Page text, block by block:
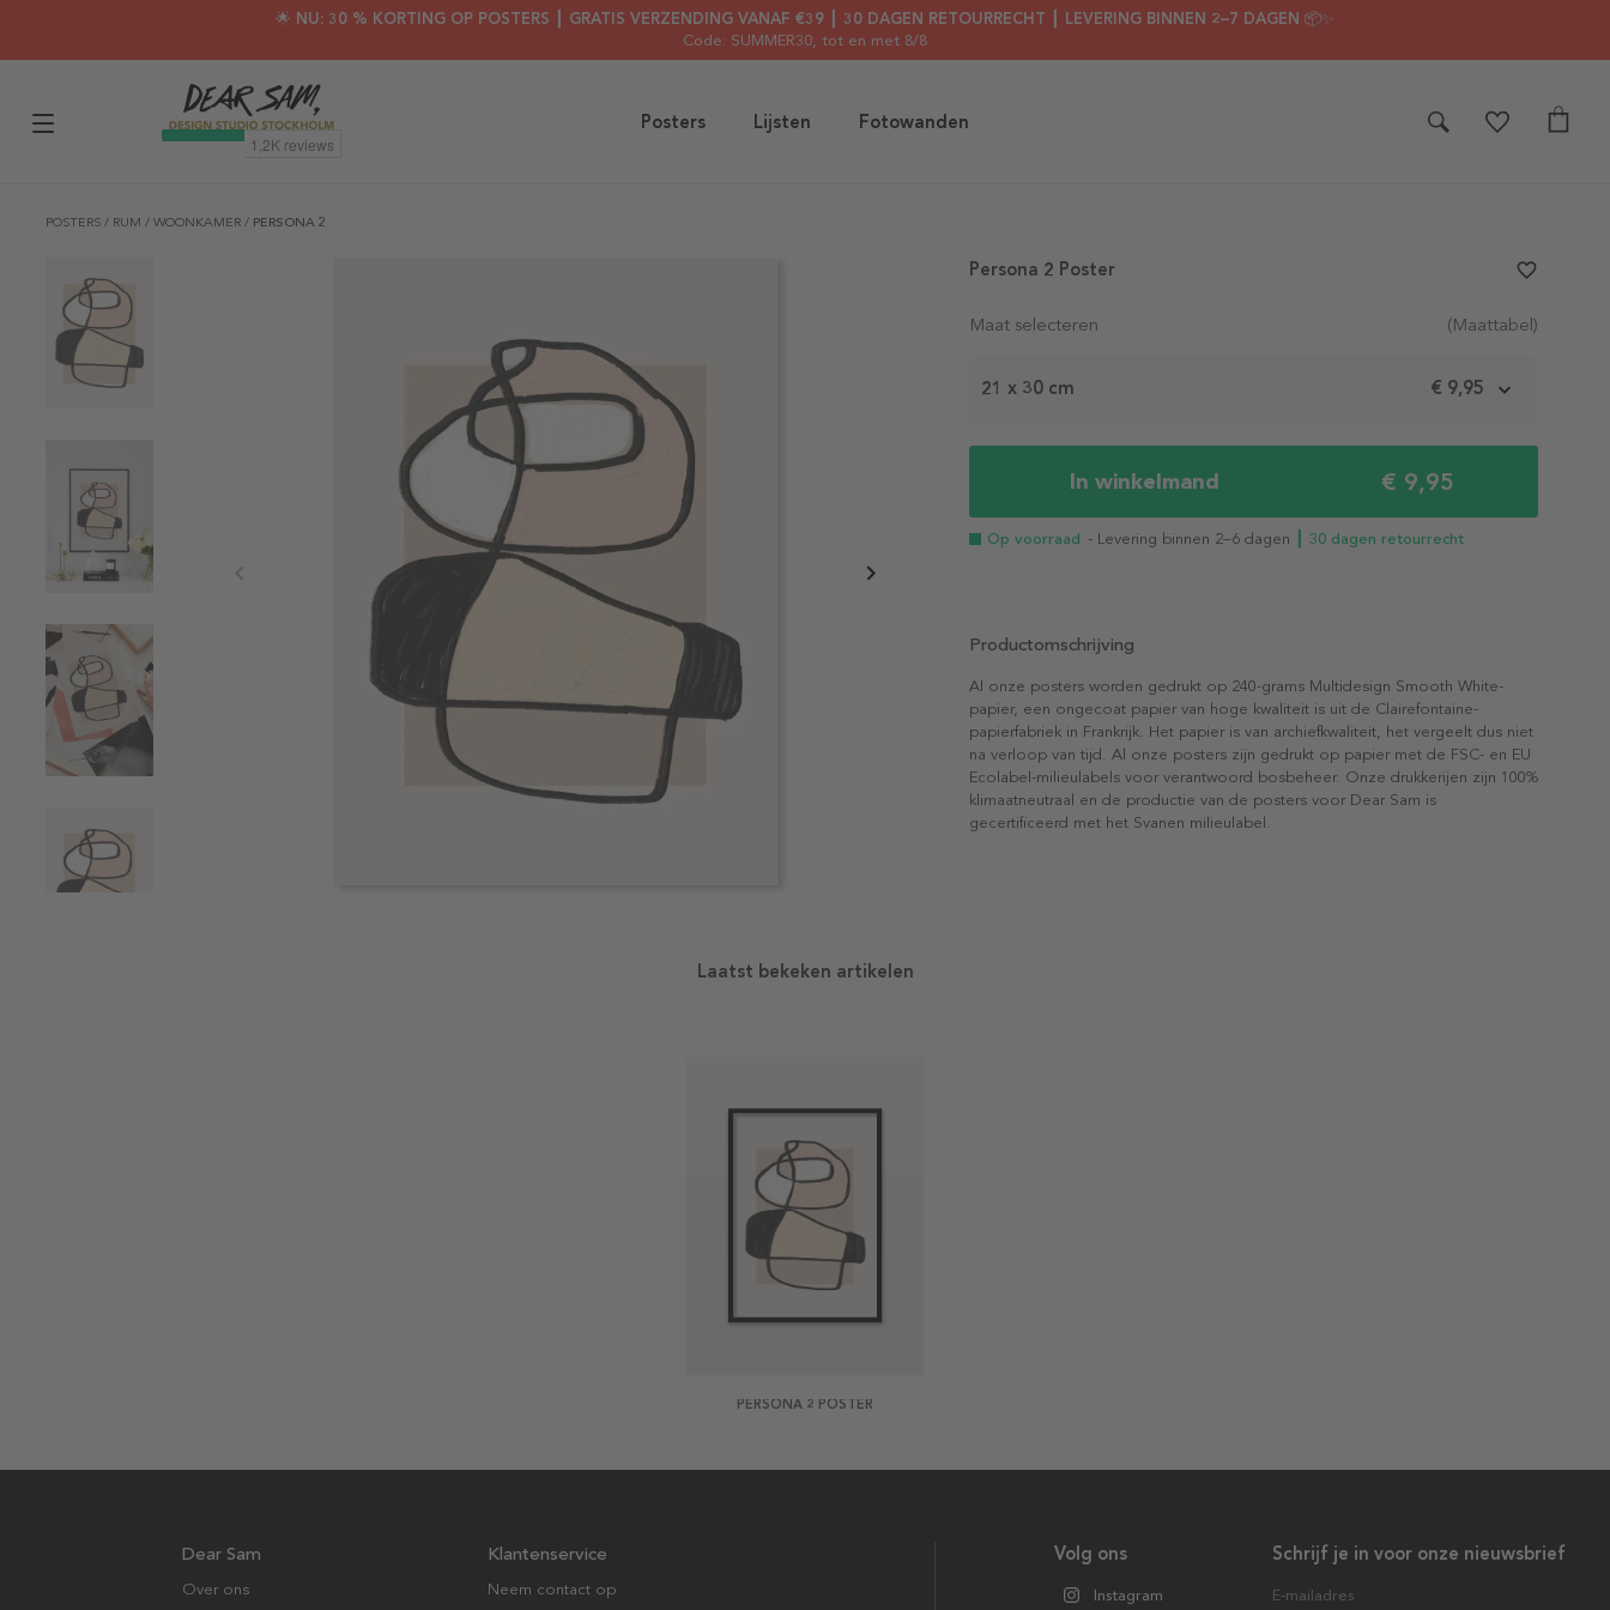
🌟 NU: 30 % KORTING OP POSTERS ┃ GRATIS VERZENDING VANAF €39 ┃ 30 DAGEN RETOURRECHT ┃ LEVERING BINNEN 2–7 DAGEN 📦✨
Code: SUMMER30, tot en met 8/8
Posters Lijsten Fotowanden
POSTERS / RUM / WOONKAMER / PERSONA 2
Maat selecteren (Maattabel)
21 x 30 cm € 9,95
In winkelmand € 9,95
Op voorraad - Levering binnen 2–6 dagen ┃ 30 dagen retourrecht
Persona 2 Poster favorite_border
Productomschrijving
Al onze posters worden gedrukt op 240-grams Multidesign Smooth White-
papier, een ongecoat papier van hoge kwaliteit is uit de Clairefontaine-
papierfabriek in Frankrijk. Het papier is van archiefkwaliteit, het vergeelt dus niet
na verloop van tijd. Al onze posters zijn gedrukt op papier met de FSC- en EU
Ecolabel-milieulabels voor verantwoord bosbeheer. Onze drukkerijen zijn 100%
klimaatneutraal en de productie van de posters voor Dear Sam is
gecertificeerd met het Svanen milieulabel.
Laatst bekeken artikelen
PERSONA 2 POSTER
Schrijf je in voor onze nieuwsbrief
E-mailadres
Volg ons
Instagram
Dear Sam
Over ons
Klantenservice
Neem contact op